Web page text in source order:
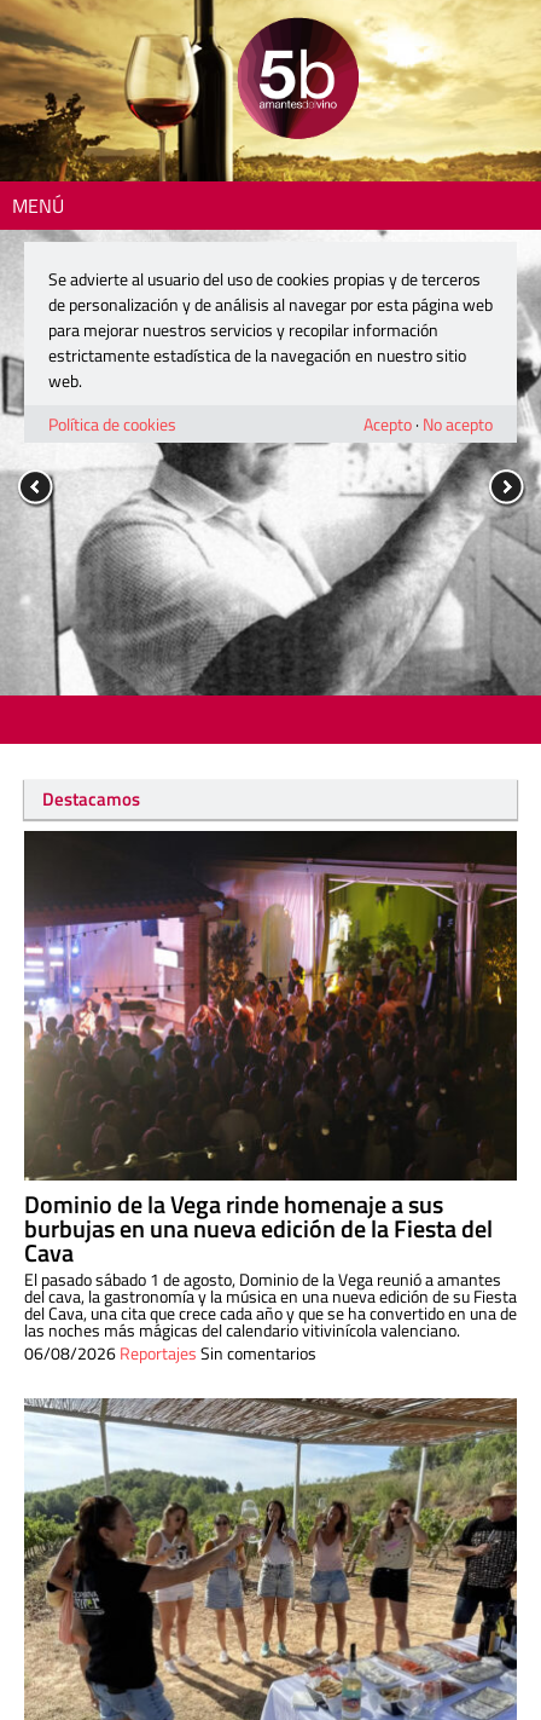
MENÚ
Destacamos
Dominio de la Vega rinde homenaje a sus
burbujas en una nueva edición de la Fiesta del
Cava
El pasado sábado 1 de agosto, Dominio de la Vega reunió a amantes
del cava, la gastronomía y la música en una nueva edición de su Fiesta
del Cava, una cita que crece cada año y que se ha convertido en una de
las noches más mágicas del calendario vitivinícola valenciano.
06/08/2026ReportajesSin comentarios
Se advierte al usuario del uso de cookies propias y de terceros
de personalización y de análisis al navegar por esta página web
para mejorar nuestros servicios y recopilar información
estrictamente estadística de la navegación en nuestro sitio
web.
Política de cookies
Acepto· No acepto